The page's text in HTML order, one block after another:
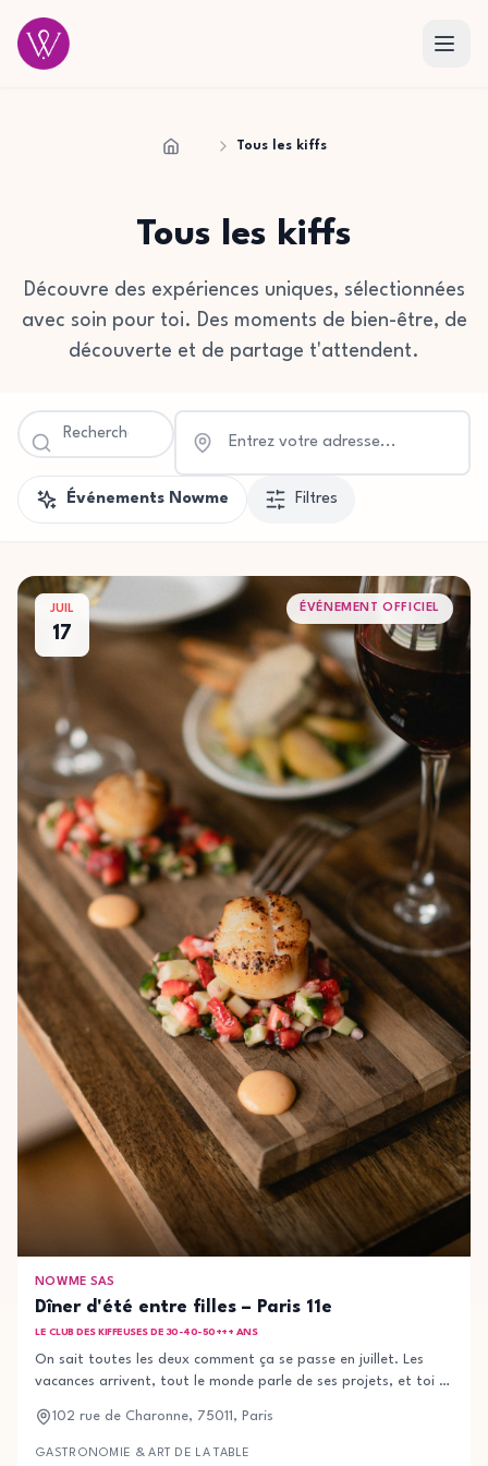
Accueil
Tous les kiffs
Tous les kiffs
Découvre des expériences uniques, sélectionnées
avec soin pour toi. Des moments de bien-être, de
découverte et de partage t'attendent.
Événements Nowme Filtres
JUIL
17
ÉVÉNEMENT OFFICIEL
NOWME SAS
Dîner d'été entre filles – Paris 11e
LE CLUB DES KIFFEUSES DE 30-40-50+++ ANS
On sait toutes les deux comment ça se passe en juillet. Les
vacances arrivent, tout le monde parle de ses projets, et toi tu
sur ton canapé à scroller. Non. Pas question. Le 17 juillet, on se
retrouve à La Baraque — un de mes restos parisiens préférés,
102 rue de Charonne, 75011, Paris
GASTRONOMIE & ART DE LA TABLE